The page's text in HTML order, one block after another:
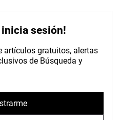
inicia sesión!
artículos gratuitos, alertas
de Búsqueda y